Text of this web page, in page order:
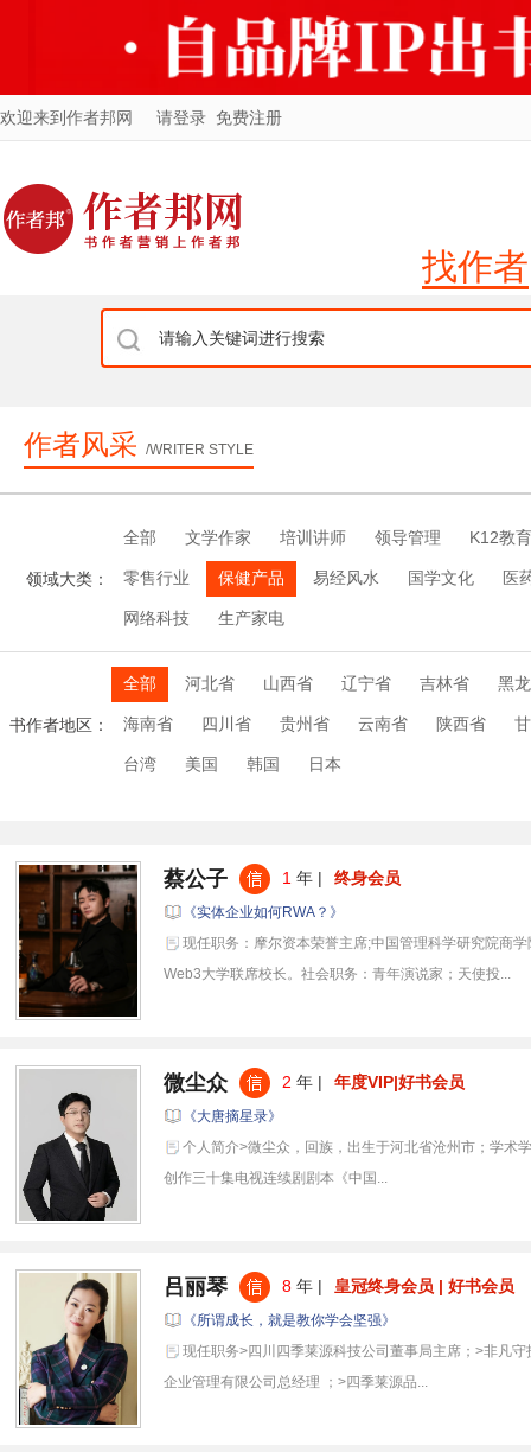
欢迎来到作者邦网 请登录 免费注册
找作者
作者风采 /WRITER STYLE
领域大类：
全部 文学作家 培训讲师 领导管理 K12教育
零售行业 保健产品 易经风水 国学文化 医
网络科技 生产家电
书作者地区：
全部 河北省 山西省 辽宁省 吉林省 黑
海南省 四川省 贵州省 云南省 陕西省
台湾 美国 韩国 日本
蔡公子 1 年 | 终身会员
《实体企业如何RWA？》
现任职务：摩尔资本荣誉主席;中国管理科学研究院商
Web3大学联席校长。社会职务：青年演说家；天使投...
微尘众 2 年 | 年度VIP|好书会员
《大唐摘星录》
个人简介>微尘众，回族，出生于河北省沧州市；学术
创作三十集电视连续剧剧本《中国...
吕丽琴 8年 | 皇冠终身会员 | 好书会员
《所谓成长，就是教你学会坚强》
现任职务>四川四季莱源科技公司董事局主席；>非凡
企业管理有限公司总经理 ；>四季莱源品...